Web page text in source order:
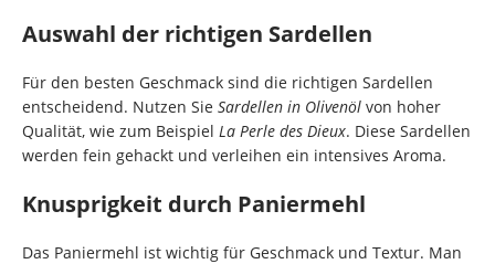
Auswahl der richtigen Sardellen
Für den besten Geschmack sind die richtigen Sardellen
entscheidend. Nutzen Sie Sardellen in Olivenöl von hoher
Qualität, wie zum Beispiel La Perle des Dieux. Diese Sardellen
werden fein gehackt und verleihen ein intensives Aroma.
Knusprigkeit durch Paniermehl
Das Paniermehl ist wichtig für Geschmack und Textur. Man